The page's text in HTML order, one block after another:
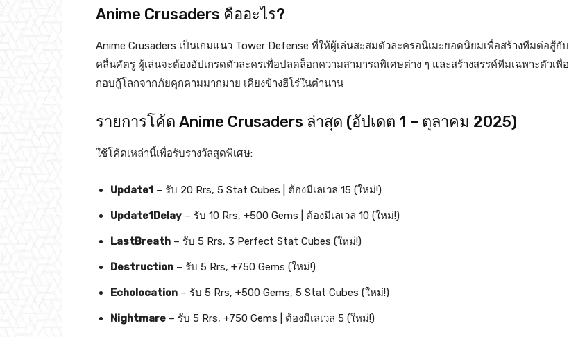
Anime Crusaders คืออะไร?
Anime Crusaders เป็นเกมแนว Tower Defense ที่ให้ผู้เล่นสะสมตัวละครอนิเมะยอดนิยมเพื่อสร้างทีมต่อสู้กับ
คลื่นศัตรู ผู้เล่นจะต้องอัปเกรดตัวละครเพื่อปลดล็อกความสามารถพิเศษต่าง ๆ และสร้างสรรค์ทีมเฉพาะตัวเพื่อ
กอบกู้โลกจากภัยคุกคามมากมาย เคียงข้างฮีโร่ในตำนาน
รายการโค้ด Anime Crusaders ล่าสุด (อัปเดต 1 – ตุลาคม 2025)
ใช้โค้ดเหล่านี้เพื่อรับรางวัลสุดพิเศษ:
Update1 – รับ 20 Rrs, 5 Stat Cubes | ต้องมีเลเวล 15 (ใหม่!)
Update1Delay – รับ 10 Rrs, +500 Gems | ต้องมีเลเวล 10 (ใหม่!)
LastBreath – รับ 5 Rrs, 3 Perfect Stat Cubes (ใหม่!)
Destruction – รับ 5 Rrs, +750 Gems (ใหม่!)
Echolocation – รับ 5 Rrs, +500 Gems, 5 Stat Cubes (ใหม่!)
Nightmare – รับ 5 Rrs, +750 Gems | ต้องมีเลเวล 5 (ใหม่!)